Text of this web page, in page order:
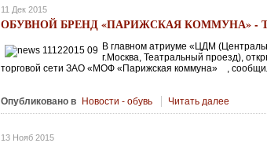
11 Дек 2015
ОБУВНОЙ БРЕНД «ПАРИЖСКАЯ КОММУНА» -
В главном атриуме «ЦДМ
г.Москва, Театральный проезд),
торговой сети ЗАО «МОФ «Парижская коммуна» ,
Опубликовано в Новости - обувь Читать далее
13 Нояб 2015